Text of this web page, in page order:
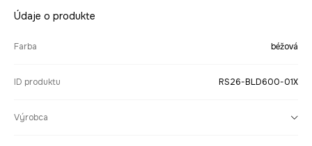
Údaje o produkte
Farba béžová
ID produktu RS26-BLD600-01X
Výrobca